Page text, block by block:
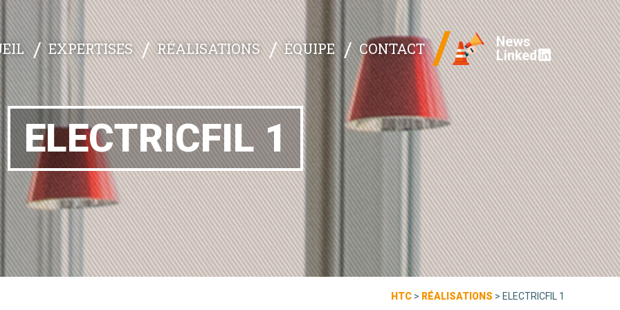
EXPERTISES RÉALISATIONS ÉQUIPE CONTACT
News
Linked
ELECTRICFIL 1
HTC > RÉALISATIONS > ELECTRICFIL 1